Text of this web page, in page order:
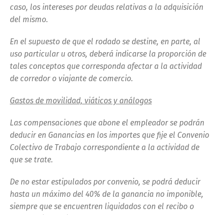
caso, los intereses por deudas relativas a la adquisición
del mismo.
En el supuesto de que el rodado se destine, en parte, al
uso particular u otros, deberá indicarse la proporción de
tales conceptos que corresponda afectar a la actividad
de corredor o viajante de comercio.
Gastos de movilidad, viáticos y análogos
Las compensaciones que abone el empleador se podrán
deducir en Ganancias en los importes que fije el Convenio
Colectivo de Trabajo correspondiente a la actividad de
que se trate.
De no estar estipulados por convenio, se podrá deducir
hasta un máximo del 40% de la ganancia no imponible,
siempre que se encuentren liquidados con el recibo o